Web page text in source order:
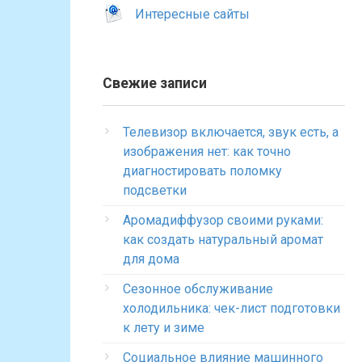
Интересные сайты
Свежие записи
Телевизор включается, звук есть, а
изображения нет: как точно
диагностировать поломку
подсветки
Аромадиффузор своими руками:
как создать натуральный аромат
для дома
Сезонное обслуживание
холодильника: чек-лист подготовки
к лету и зиме
Социальное влияние машинного